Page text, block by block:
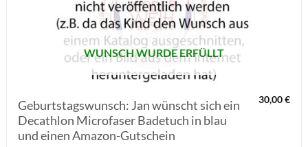
WUNSCH WURDE ERFÜLLT
Geburtstagswunsch: Jan wünscht sich ein
Decathlon Microfaser Badetuch in blau
und einen Amazon-Gutschein
30,00€